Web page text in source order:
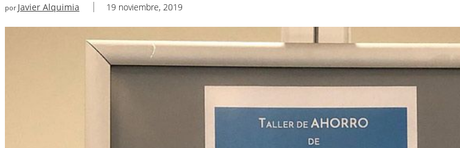
por Javier Alquimia 19 noviembre, 2019